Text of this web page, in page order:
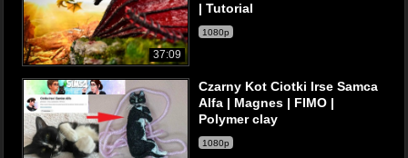
37:09
| Tutorial
1080p
Czarny Kot Ciotki Irse Samca
Alfa | Magnes | FIMO |
Polymer clay
1080p